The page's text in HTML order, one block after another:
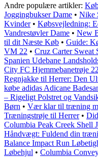
Andre populære artikler:
Joggingbukser Dame • Nike
Kvinder• Købsvejledning:
Vandrestøvler Dame • New
til dit Næste Køb • Guide:
VM 22 • Cruz Carter Sweat
Spanien Udebane
City FC Hjemmebanetrøje
Regnjakke til Herrer: Den
købe adidas Adicane
– Rigeligt Polstret og
Børn • Vær klar til træning
Træningstrøje til Herrer•
Columbia Peak Creek Shell
Håndvægt: Fuldend din
Balance Impact Run
Løbehjul • Columbia